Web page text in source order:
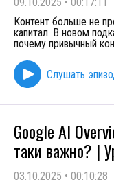
Контент больше не
капитал. В новом
почему привычный
Слушать
Google AI
таки важно? |
03.10.2025 • 00:10:28